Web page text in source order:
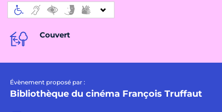
Couvert
Évènement proposé par :
Bibliothèque du cinéma François Truffaut